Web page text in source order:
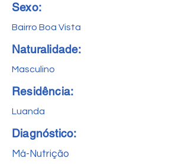
Sexo:
Bairro Boa Vista
Naturalidade:
Masculino
Residência:
Luanda
Diagnóstico:
Má-Nutrição